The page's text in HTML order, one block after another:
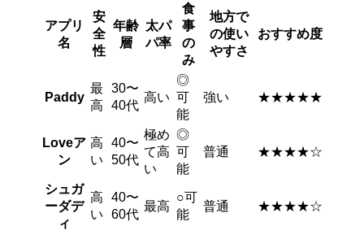
アプリ
名
安
全
性
年齢
層
太パ
パ率
食
事
の
み
地方で
の使い
やすさ
おすすめ度
Paddy
最
高
30〜
40代
高い
◎
可
能
強い ★★★★★
Loveア
ン
高
い
40〜
50代
極め
て高
い
◎
可
能
普通 ★★★★☆
シュガ
ーダデ
ィ
高
い
40〜
60代
最高
○可
能
普通 ★★★★☆